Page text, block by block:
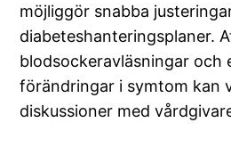
möjliggör snabba
diabeteshanteringsplaner.
blodsockeravläsningar och
förändringar i symtom kan
diskussioner med